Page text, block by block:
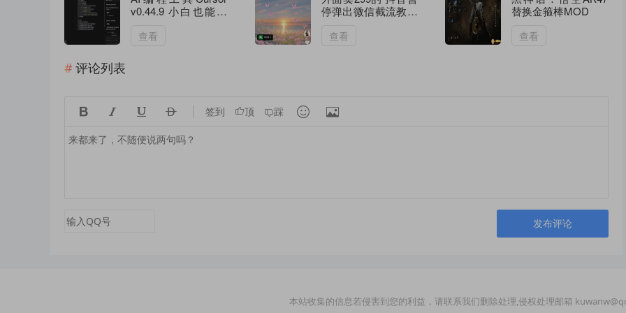
v0.44.9 小白也能轻
查看
停弹出微信截流教程
查看
替换金箍棒MOD
查看
评论列表
    签到 顶 踩  
发布评论
本站收集的信息若侵害到您的利益，请联系我们删除处理,侵权处理邮箱